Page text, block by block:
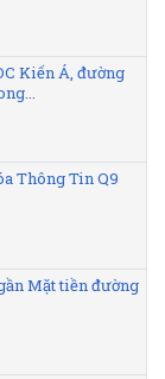
Kiến Á, đường
Thông Tin Q9
Mặt tiền đường